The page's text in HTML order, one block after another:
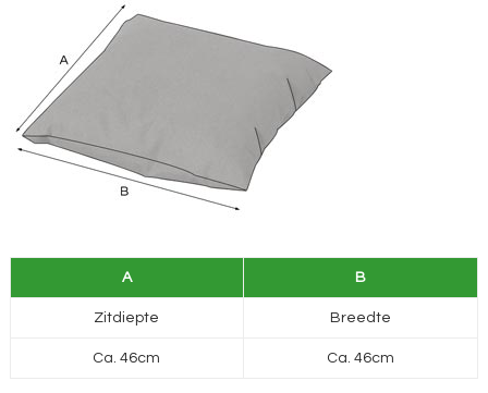
A B
Zitdiepte Breedte
Ca. 46cm Ca. 46cm